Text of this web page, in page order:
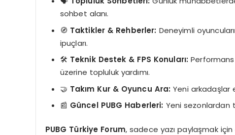
sohbet alanı.
🧭 Taktikler & Rehberler: Deneyimli
ipuçları.
🛠️ Teknik Destek & FPS Konuları: Performans
üzerine topluluk yardımı.
🤝 Takım Kur & Oyuncu Ara: Yeni arkadaşlar
📰 Güncel PUBG Haberleri: Yeni sezonlardan
PUBG Türkiye Forum, sadece yazı paylaşmak için